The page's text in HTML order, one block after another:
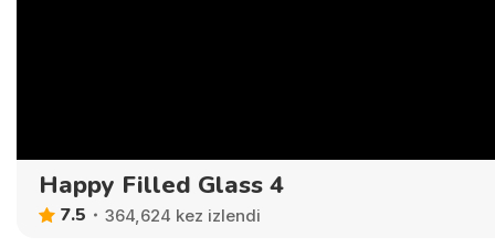
Happy Filled Glass 4
7.5 364,624 kez izlendi